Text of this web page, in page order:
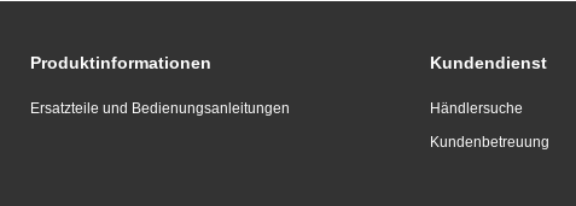
Produktinformationen
Ersatzteile und Bedienungsanleitungen
Kundendienst
Händlersuche
Kundenbetreuung